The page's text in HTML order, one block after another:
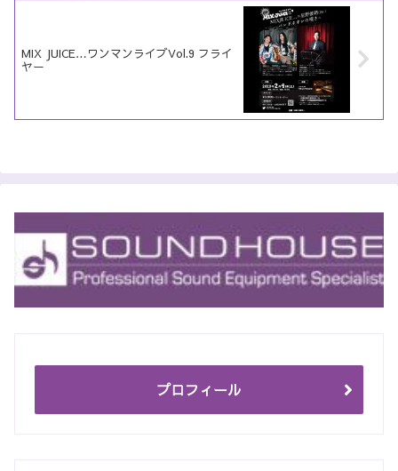
MIX JUICE…ワンマンライブVol.9 フライ
ヤー
プロフィール